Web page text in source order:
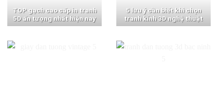
TOP gạch cao cấp in tranh
5D ấn tượng nhất hiện nay
5 lưu ý cần biết khi chọn
tranh kính 3D nghệ thuật